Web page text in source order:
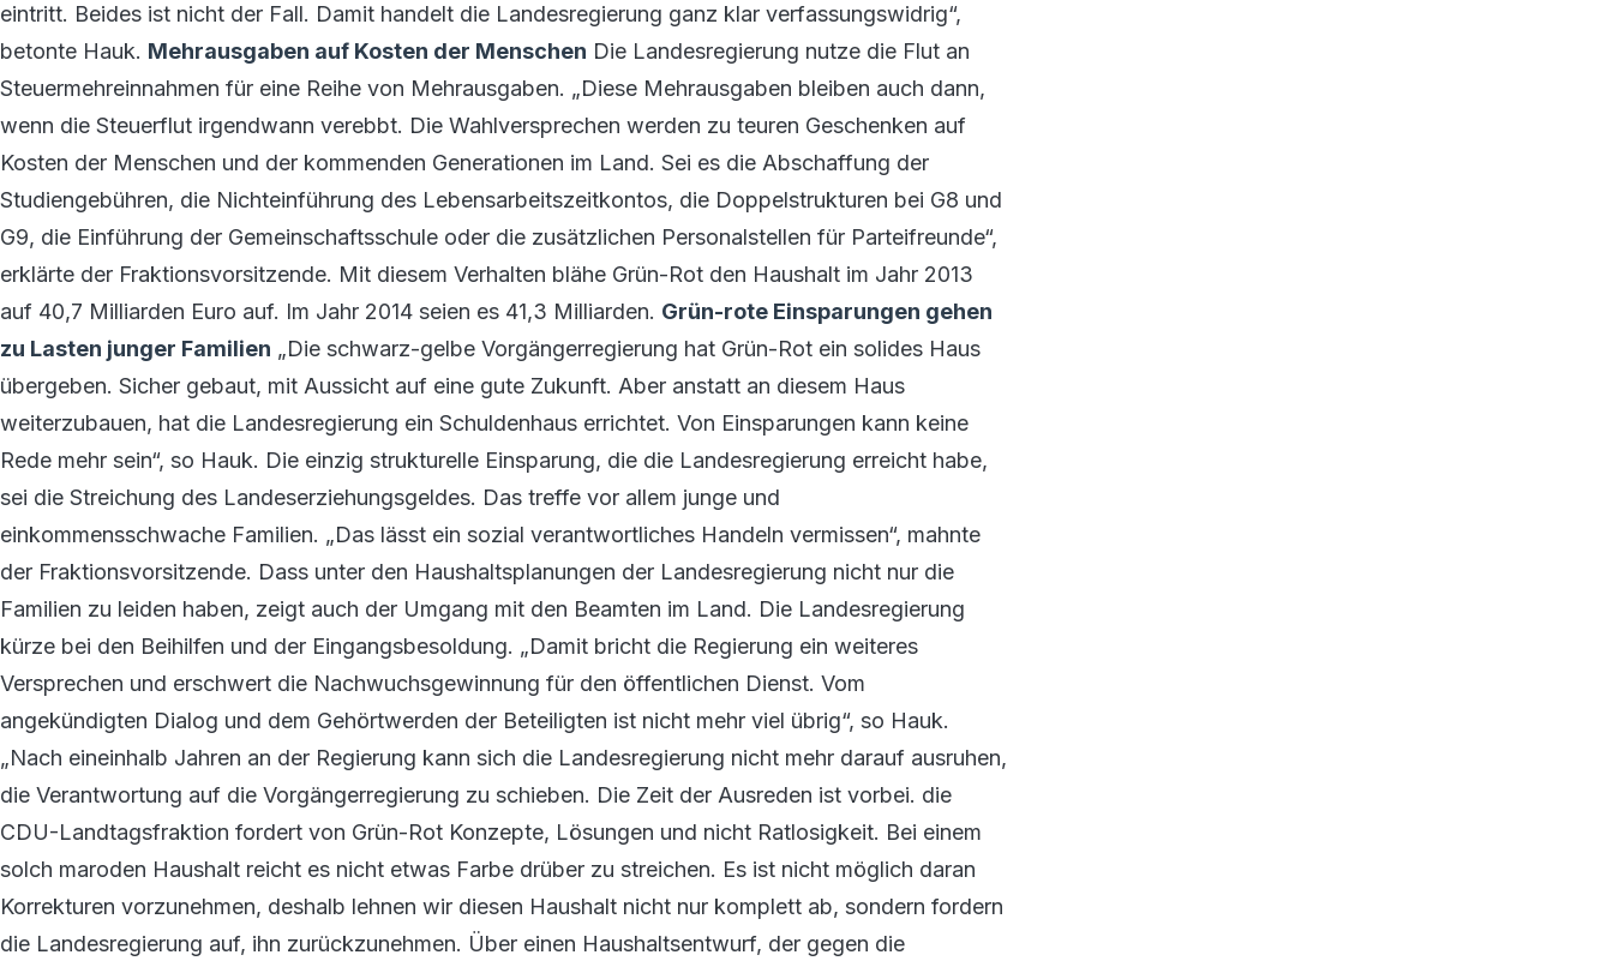
eintritt. Beides ist nicht der Fall. Damit handelt die Landesregierung ganz klar verfassungswidrig“,
betonte Hauk. Mehrausgaben auf Kosten der Menschen Die Landesregierung nutze die Flut an
Steuermehreinnahmen für eine Reihe von Mehrausgaben. „Diese Mehrausgaben bleiben auch dann,
wenn die Steuerflut irgendwann verebbt. Die Wahlversprechen werden zu teuren Geschenken auf
Kosten der Menschen und der kommenden Generationen im Land. Sei es die Abschaffung der
Studiengebühren, die Nichteinführung des Lebensarbeitszeitkontos, die Doppelstrukturen bei G8 und
G9, die Einführung der Gemeinschaftsschule oder die zusätzlichen Personalstellen für Parteifreunde“,
erklärte der Fraktionsvorsitzende. Mit diesem Verhalten blähe Grün-Rot den Haushalt im Jahr 2013
auf 40,7 Milliarden Euro auf. Im Jahr 2014 seien es 41,3 Milliarden. Grün-rote Einsparungen gehen
zu Lasten junger Familien „Die schwarz-gelbe Vorgängerregierung hat Grün-Rot ein solides Haus
übergeben. Sicher gebaut, mit Aussicht auf eine gute Zukunft. Aber anstatt an diesem Haus
weiterzubauen, hat die Landesregierung ein Schuldenhaus errichtet. Von Einsparungen kann keine
Rede mehr sein“, so Hauk. Die einzig strukturelle Einsparung, die die Landesregierung erreicht habe,
sei die Streichung des Landeserziehungsgeldes. Das treffe vor allem junge und
einkommensschwache Familien. „Das lässt ein sozial verantwortliches Handeln vermissen“, mahnte
der Fraktionsvorsitzende. Dass unter den Haushaltsplanungen der Landesregierung nicht nur die
Familien zu leiden haben, zeigt auch der Umgang mit den Beamten im Land. Die Landesregierung
kürze bei den Beihilfen und der Eingangsbesoldung. „Damit bricht die Regierung ein weiteres
Versprechen und erschwert die Nachwuchsgewinnung für den öffentlichen Dienst. Vom
angekündigten Dialog und dem Gehörtwerden der Beteiligten ist nicht mehr viel übrig“, so Hauk.
„Nach eineinhalb Jahren an der Regierung kann sich die Landesregierung nicht mehr darauf ausruhen,
die Verantwortung auf die Vorgängerregierung zu schieben. Die Zeit der Ausreden ist vorbei. die
CDU-Landtagsfraktion fordert von Grün-Rot Konzepte, Lösungen und nicht Ratlosigkeit. Bei einem
solch maroden Haushalt reicht es nicht etwas Farbe drüber zu streichen. Es ist nicht möglich daran
Korrekturen vorzunehmen, deshalb lehnen wir diesen Haushalt nicht nur komplett ab, sondern fordern
die Landesregierung auf, ihn zurückzunehmen. Über einen Haushaltsentwurf, der gegen die